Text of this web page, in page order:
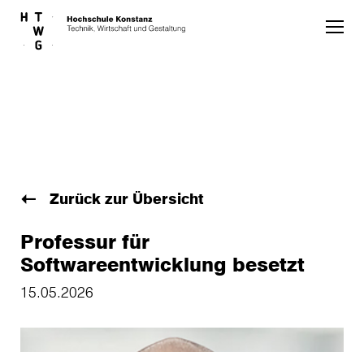
Skip to main content
Zurück zur Übersicht
Professur für
Softwareentwicklung besetzt
15.05.2026